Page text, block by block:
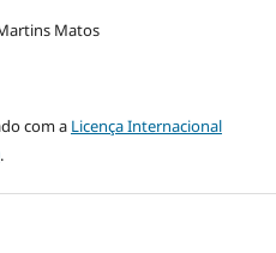
Matos
com a Licença Internacional
.